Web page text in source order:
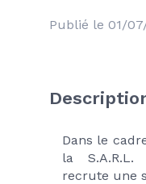
Publié le 01/
Dans le
la S.A.R.L.
recrute une